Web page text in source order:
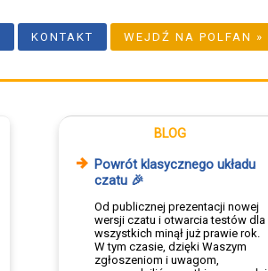
KONTAKT WEJDŹ NA POLFAN »
BLOG
Powrót klasycznego układu
czatu 🎉
Od publicznej prezentacji nowej
wersji czatu i otwarcia testów dla
wszystkich minął już prawie rok.
W tym czasie, dzięki Waszym
zgłoszeniom i uwagom,